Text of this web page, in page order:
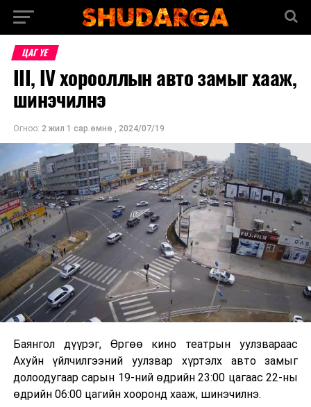
ЦАГ ҮЕ
III, IV хорооллын авто замыг хааж,
шинэчилнэ
Огноо: 2 жил 1 сар.өмнө , 2024/07/19
Баянгол дүүрэг, Өргөө кино театрын уулзвараас
Ахуйн үйлчилгээний уулзвар хүртэлх авто замыг
долоодугаар сарын 19-ний өдрийн 23:00 цагаас 22-ны
өдрийн 06:00 цагийн хооронд хааж, шинэчилнэ.